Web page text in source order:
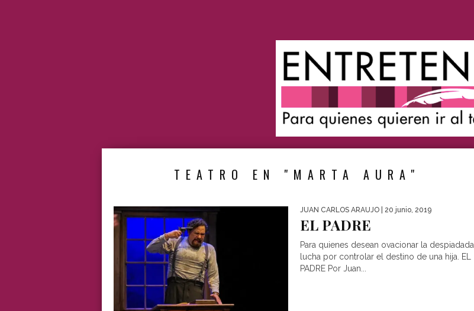
TEATRO EN "MARTA AURA"
JUAN CARLOS ARAUJO | 20 junio, 2019
EL PADRE
Para quienes desean ovacionar la despiadada
lucha por controlar el destino de una hija. EL
PADRE Por Juan...